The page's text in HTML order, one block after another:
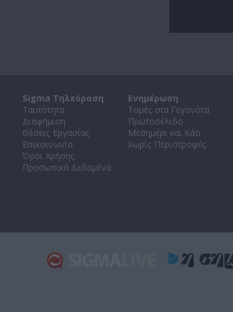
Sigma Τηλεόραση
Ταυτότητα
Διαφήμιση
Θέσεις Εργασίας
Επικοινωνία
Όροι Χρήσης
Προσωπικά Δεδομένα
Ενημέρωση
Τομές στα Γεγονότα
Πρωτοσέλιδο
Μεσημέρι και Κάτι
Χωρίς Περιστροφές